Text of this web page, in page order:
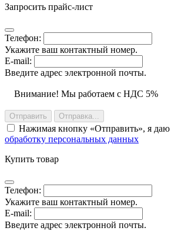
Запросить прайс-лист
Телефон:
Укажите ваш контактный номер.
E-mail:
Введите адрес электронной почты.
Внимание! Мы работаем с НДС 5%
Отправить Отправка...
Нажимая кнопку Отправить , я даю
обработку персональных данных
Купить товар
Телефон:
Укажите ваш контактный номер.
E-mail:
Введите адрес электронной почты.